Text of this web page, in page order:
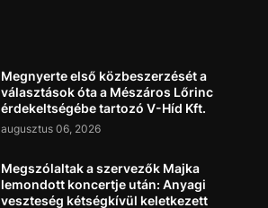
Megnyerte első közbeszerzését a
választások óta a Mészáros Lőrinc
érdekeltségébe tartozó V-Híd Kft.
augusztus 06, 2026
Megszólaltak a szervezők Majka
lemondott koncertje után: Anyagi
veszteség kétségkívül keletkezett